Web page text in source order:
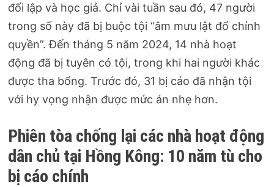
đối lập và học giả. Chỉ vài tuần sau đó, 47 người
trong số này đã bị buộc tội “âm mưu lật đổ chính
quyền”. Đến tháng 5 năm 2024, 14 nhà hoạt
động đã bị tuyên có tội, trong khi hai người khác
được tha bổng. Trước đó, 31 bị cáo đã nhận tội
với hy vọng nhận được mức án nhẹ hơn.
Phiên tòa chống lại các nhà hoạt động
dân chủ tại Hồng Kông: 10 năm tù cho
bị cáo chính